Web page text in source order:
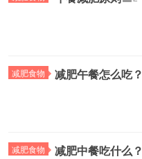
减肥食物 减肥午餐怎么吃？
减肥食物 减肥中餐吃什么？